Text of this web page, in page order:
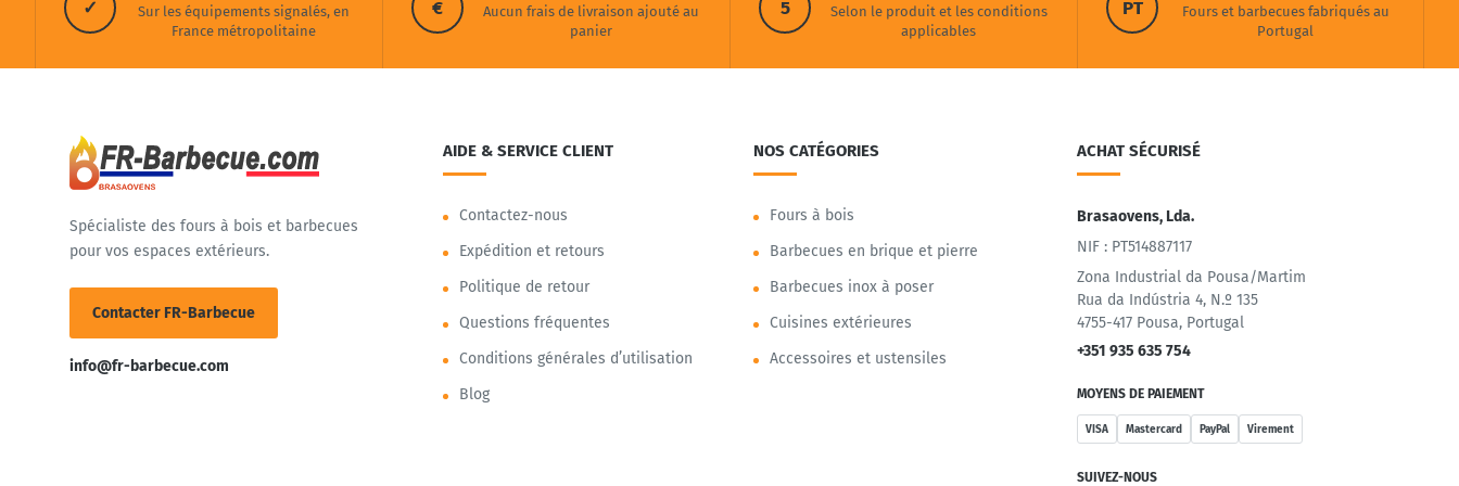
✓
Sur les équipements signalés, en
France métropolitaine
€
Aucun frais de livraison ajouté au
panier
5
Selon le produit et les conditions
applicables
PT
Fours et barbecues fabriqués au
Portugal
Spécialiste des fours à bois et barbecues
pour vos espaces extérieurs.
Contacter FR-Barbecue
info@fr-barbecue.com
AIDE & SERVICE CLIENT
Contactez-nous
Expédition et retours
Politique de retour
Questions fréquentes
Conditions générales d’utilisation
Blog
NOS CATÉGORIES
Fours à bois
Barbecues en brique et pierre
Barbecues inox à poser
Cuisines extérieures
Accessoires et ustensiles
ACHAT SÉCURISÉ
Brasaovens, Lda.
NIF : PT514887117
Zona Industrial da Pousa/Martim
Rua da Indústria 4, N.º 135
4755-417 Pousa, Portugal
+351 935 635 754
MOYENS DE PAIEMENT
VISA Mastercard PayPal Virement
SUIVEZ-NOUS